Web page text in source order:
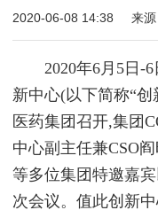
2020-06-08 14:38
来
2020年6月5日-6
新中心(以下简称“创
医药集团召开,集团
中心副主任兼CSO
等多位集团特邀嘉
次会议。值此创新